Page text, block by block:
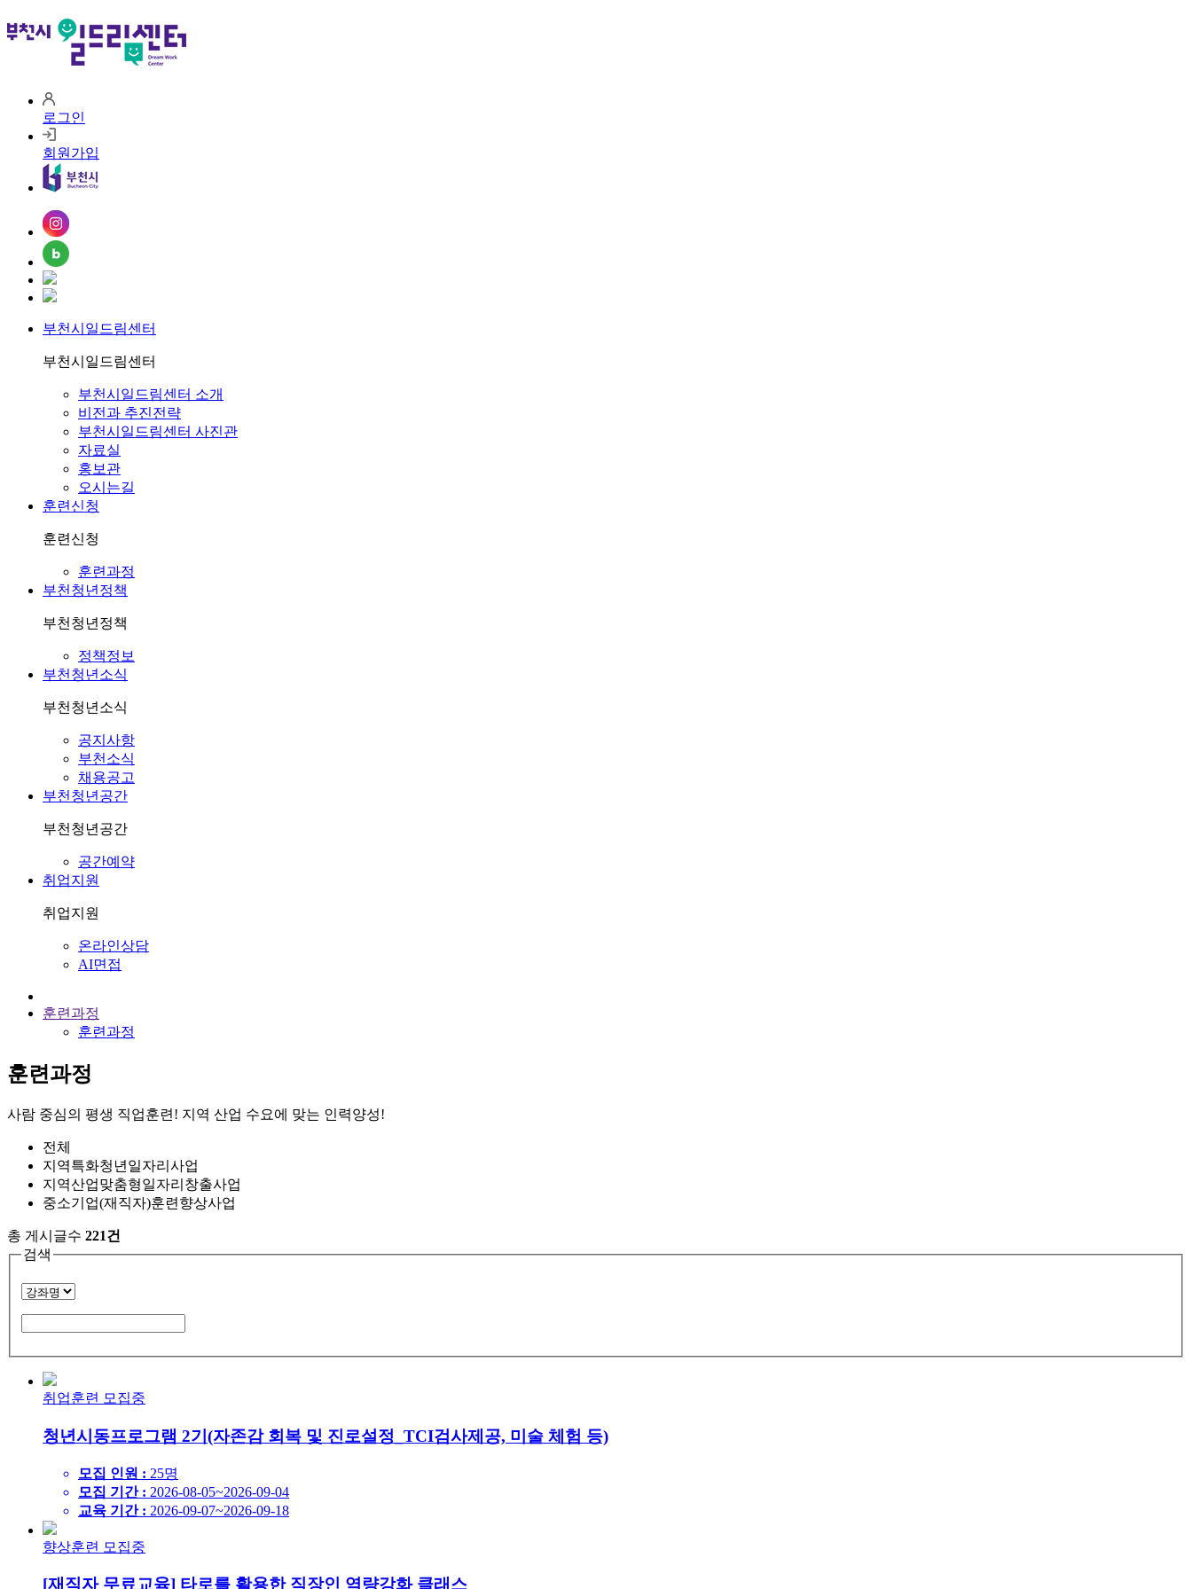
로그인
회원가입
인
스
타
그
램
블
로
카
오
러
시
길
부천시일드림센터
부천시일드림센터
부천시일드림센터 소개
비전과 추진전략
부천시일드림센터 사진관
자료실
홍보관
오시는길
훈련신청
훈련신청
훈련과정
부천청년정책
부천청년정책
정책정보
부천청년소식
부천청년소식
공지사항
부천소식
채용공고
부천청년공간
부천청년공간
공간예약
취업지원
취업지원
온라인상담
AI면접
훈련과정
훈련과정
훈련과정
사람 중심의 평생 직업훈련! 지역 산업 수요에 맞는 인력양성!
전체
지역특화청년일자리사업
지역산업맞춤형일자리창출사업
중소기업(재직자)훈련향상사업
총 게시글수 221건
검색
검
취업훈련 모집중
청년시동프로그램 2기(자존감 회복 및 진로설정_TCI검사제공, 미술 체험 등)
모집 인원 : 25명
모집 기간 : 2026-08-05~2026-09-04
교육 기간 : 2026-09-07~2026-09-18
향상훈련 모집중
[재직자 무료교육] 타로를 활용한 직장인 역량강화 클래스